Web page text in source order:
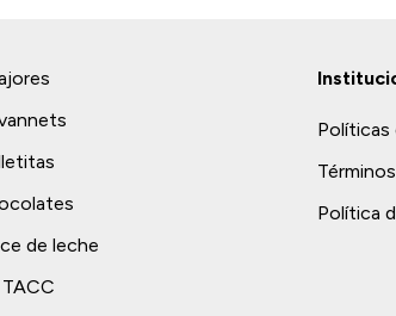
de leche
Políticas
Política